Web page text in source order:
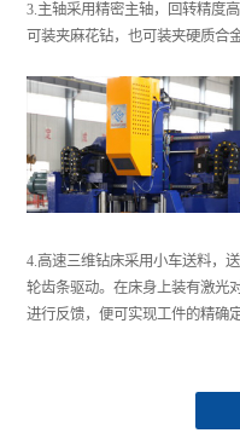
3.主轴采用精密主轴，回转精度
可装夹麻花钻，也可装夹硬质合
4.高速三维钻床采用小车送料，
轮齿条驱动。在床身上装有激光
进行反馈，便可实现工件的精确定